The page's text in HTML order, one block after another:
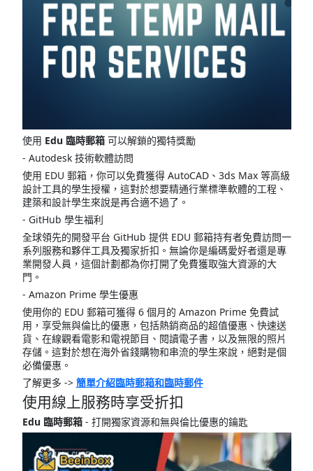
使用 Edu 臨時郵箱可以解鎖的獨特獎勵
- Autodesk 技術軟體訪問
使用 EDU 郵箱，你可以免費獲得 AutoCAD、3ds Max 等高級
設計工具的學生授權，這對於想要精通行業標準軟體的工程、
建築和設計學生來說是再合適不過了。
- GitHub 學生福利
全球領先的開發平台 GitHub 提供 EDU 郵箱持有者免費訪問一
系列服務和夥伴工具及獨家折扣。無論你是編碼愛好者還是專
業開發人員，這個計劃都為你打開了免費獲取強大資源的大
門。
- Amazon Prime 學生優惠
使用你的 EDU 郵箱可獲得 6 個月的 Amazon Prime 免費試
用，享受無與倫比的優惠，包括熱銷商品的超值優惠、快速送
貨、在線觀看電影和電視節目、閱讀電子書，以及無限的照片
存儲。這對於想在海外省錢購物和串流的學生來說，絕對是個
必備優惠。
了解更多 -> 簡單介紹臨時郵箱和臨時郵件
使用線上服務時享受折扣
Edu 臨時郵箱- 打開獨家資源和無與倫比優惠的鑰匙